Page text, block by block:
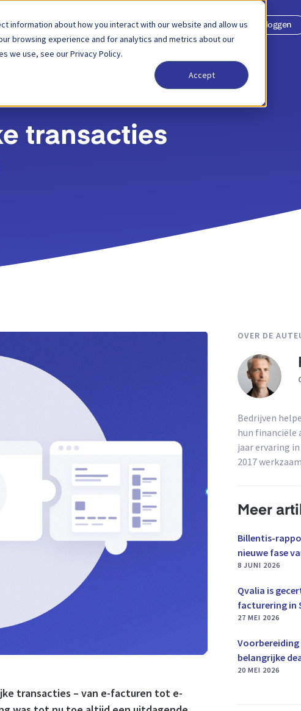
information about how you interact with our website and allow us
browsing experience and for analytics and metrics about our
we use, see our Privacy Policy.
Accept
Partner Prijzen Bedrijf Inloggen
transacties
transacties – van e-facturen tot e-
OVER DE
Bedrijven
hun financiële
jaar ervaring
2017
Meer
Billentis-
nieuwe fase
8 JUNI 2026
Qvalia is
facturering in
27 MEI 2026
Voorbereiding
belangrijke
20 MEI 2026